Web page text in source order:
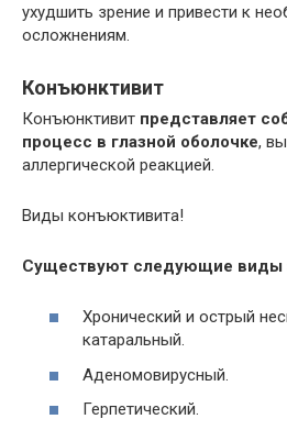
ухудшить зрение и привести к
осложнениям.
Конъюнктивит
Конъюнктивит представляет
процесс в глазной оболочке,
аллергической реакцией.
Виды конъюктивита!
Существуют следующие виды
Хронический и острый
катаральный.
Аденомовирусный.
Герпетический.